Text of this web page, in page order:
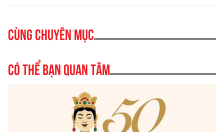
Cùng chuyên mục
Có thể bạn quan tâm